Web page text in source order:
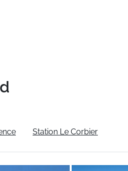
Station Le Corbier